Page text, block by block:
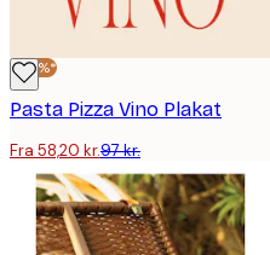
-40%*
Pasta Pizza Vino Plakat
Fra 58,20 kr.97 kr.